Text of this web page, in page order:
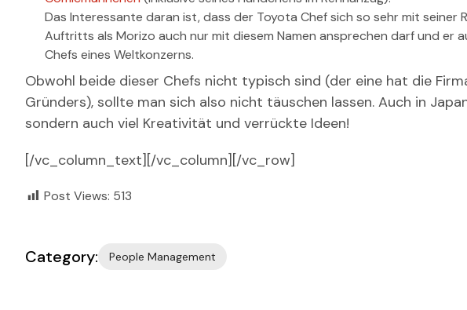
Das Interessante daran ist, dass der Toyota Chef sich so sehr mit seiner
Auftritts als Morizo auch nur mit diesem Namen ansprechen darf und er
Chefs eines Weltkonzerns.
Obwohl beide dieser Chefs nicht typisch sind (der eine hat die
Gründers), sollte man sich also nicht täuschen lassen. Auch in
sondern auch viel Kreativität und verrückte Ideen!
[/vc_column_text][/vc_column][/vc_row]
Post Views: 513
Category: People Management